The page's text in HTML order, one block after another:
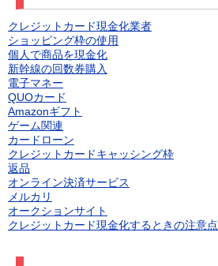
クレジットカード現金化業者
ショッピング枠の使用
個人で商品を現金化
新幹線の回数券購入
電子マネー
QUOカード
Amazonギフト
ゲーム関連
カードローン
クレジットカードキャッシング枠
返品
オンライン決済サービス
メルカリ
オークションサイト
クレジットカード現金化するときの注意点